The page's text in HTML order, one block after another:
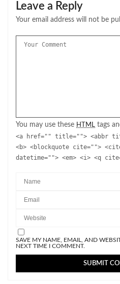
Leave a Reply
Your email address will not be
You may use these HTML tags
<a href="" title=""> <abbr
<b> <blockquote cite="">
datetime=""> <em> <i> <q
SAVE MY NAME, EMAIL, AND
NEXT TIME I COMMENT.